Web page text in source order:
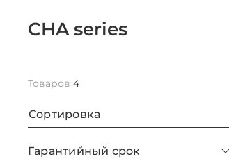
CHA series
Товаров 4
Сортировка
Гарантийный срок